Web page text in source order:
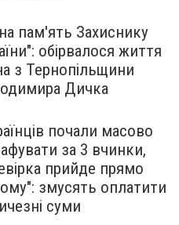
пам'ять Захиснику
обірвалося життя
з Тернопільщини
Дичка
почали масово
за 3 вчинки,
прийде прямо
змусять оплатити
суми